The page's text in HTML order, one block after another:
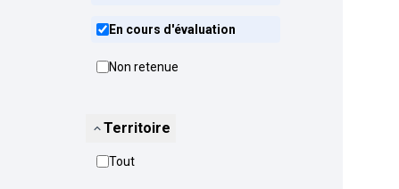
En cours d'évaluation
Non retenue
Territoire
Tout